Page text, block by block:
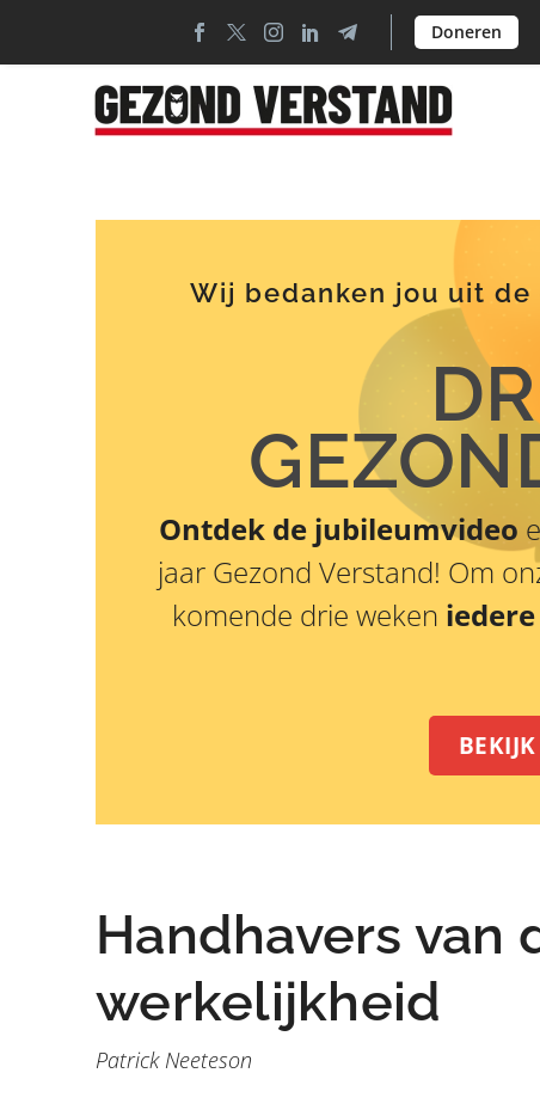
Doneren
Wij bedanken jou uit
Ontdek de jubileumvideo
jaar Gezond Verstand! Om
komende drie weken
Handhavers van
werkelijkheid
Patrick Neeteson